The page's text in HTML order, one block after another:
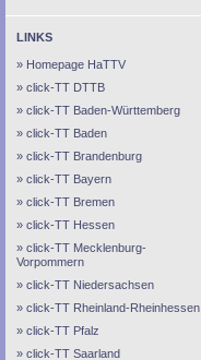
LINKS
Homepage HaTTV
click-TT DTTB
click-TT Baden-Württemberg
click-TT Baden
click-TT Brandenburg
click-TT Bayern
click-TT Bremen
click-TT Hessen
click-TT Mecklenburg-
Vorpommern
click-TT Niedersachsen
click-TT Rheinland-Rheinhessen
click-TT Pfalz
click-TT Saarland